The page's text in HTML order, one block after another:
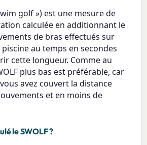
golf ») est une mesure de
calculée en additionnant le
de bras effectués sur
au temps en secondes
cette longueur. Comme au
plus bas est préférable, car
avez couvert la distance
et en moins de
le SWOLF ?